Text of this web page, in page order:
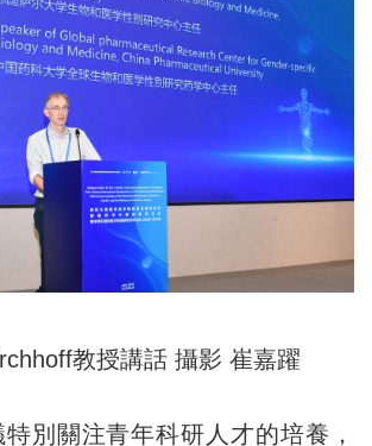
教授講話 攝影 崔嘉躍
關注青年科研人才的培養，